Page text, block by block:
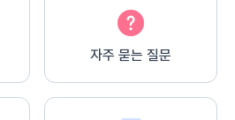
자주 묻는 질문